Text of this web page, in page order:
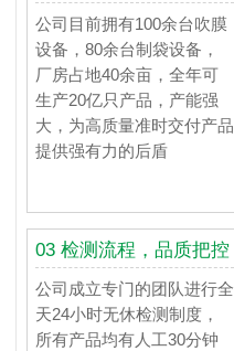
公司目前拥有100余台吹膜
设备，80余台制袋设备，
厂房占地40余亩，全年可
生产20亿只产品，产能强
大，为高质量准时交付产品
提供强有力的后盾
03 检测流程，品质把控
公司成立专门的团队进行全
天24小时无休检测制度，
所有产品均有人工30分钟